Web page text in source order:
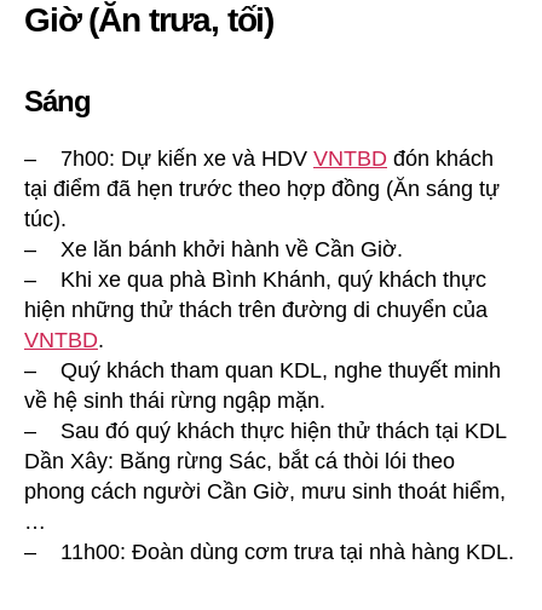
Giờ (Ăn trưa, tối)
Sáng
– 7h00: Dự kiến xe và HDV VNTBD đón khách
tại điểm đã hẹn trước theo hợp đồng (Ăn sáng tự
túc).
– Xe lăn bánh khởi hành về Cần Giờ.
– Khi xe qua phà Bình Khánh, quý khách thực
hiện những thử thách trên đường di chuyển của
VNTBD.
– Quý khách tham quan KDL, nghe thuyết minh
về hệ sinh thái rừng ngập mặn.
– Sau đó quý khách thực hiện thử thách tại KDL
Dần Xây: Băng rừng Sác, bắt cá thòi lói theo
phong cách người Cần Giờ, mưu sinh thoát hiểm,
…
– 11h00: Đoàn dùng cơm trưa tại nhà hàng KDL.